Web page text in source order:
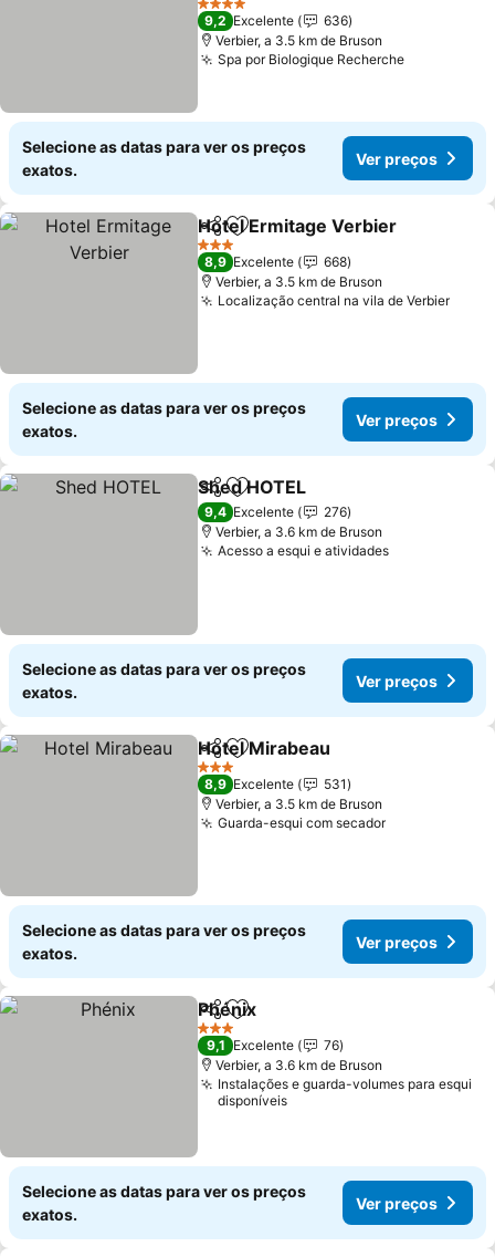
4 Estrelas
9,2 Excelente
636
Verbier, a 3.5 km de Bruson
Spa por Biologique Recherche
Selecione as datas para ver os preços
exatos.
Ver preços
PartilharAdicionar aos favoritos
Hotel Ermitage Verbier
3 Estrelas
8,9 Excelente
668
Verbier, a 3.5 km de Bruson
Localização central na vila de Verbier
Selecione as datas para ver os preços
exatos.
Ver preços
PartilharAdicionar aos favoritos
Shed HOTEL
9,4 Excelente
276
Verbier, a 3.6 km de Bruson
Acesso a esqui e atividades
Selecione as datas para ver os preços
exatos.
Ver preços
PartilharAdicionar aos favoritos
Hotel Mirabeau
3 Estrelas
8,9 Excelente
531
Verbier, a 3.5 km de Bruson
Guarda-esqui com secador
Selecione as datas para ver os preços
exatos.
Ver preços
PartilharAdicionar aos favoritos
Phénix
3 Estrelas
9,1 Excelente
76
Verbier, a 3.6 km de Bruson
Instalações e guarda-volumes para esqui
disponíveis
Selecione as datas para ver os preços
exatos.
Ver preços